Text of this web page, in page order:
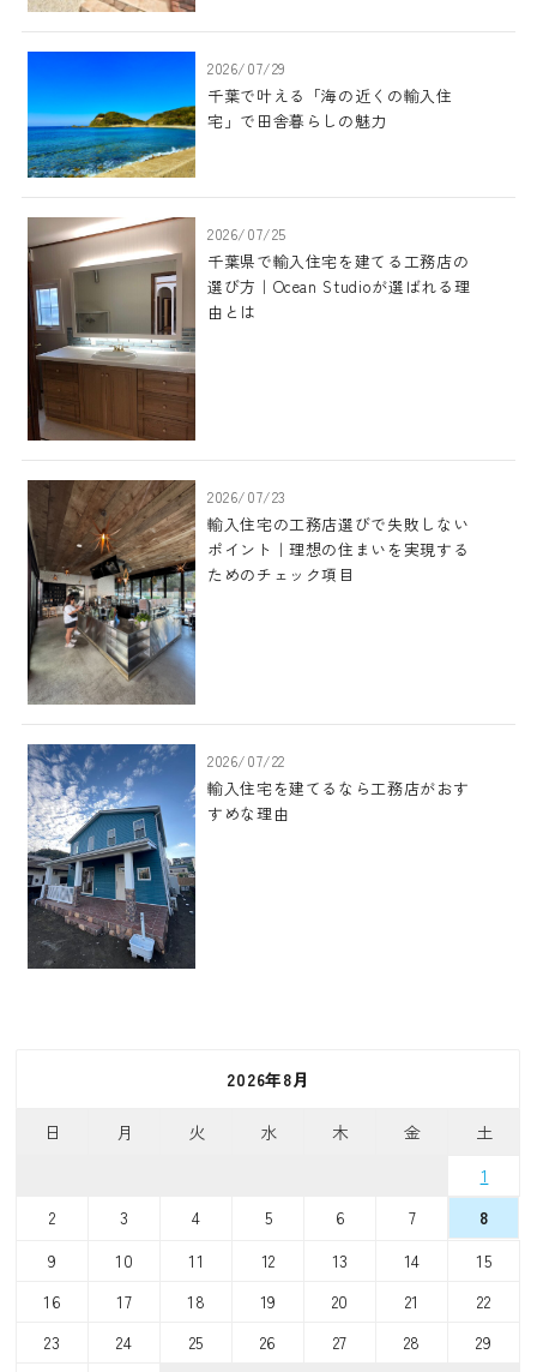
2026/07/29
千葉で叶える「海の近くの輸入住
宅」で田舎暮らしの魅力
2026/07/25
千葉県で輸入住宅を建てる工務店の
選び方｜Ocean Studioが選ばれる理
由とは
2026/07/23
輸入住宅の工務店選びで失敗しない
ポイント｜理想の住まいを実現する
ためのチェック項目
2026/07/22
輸入住宅を建てるなら工務店がおす
すめな理由
2026年8月
日 月 火 水 木 金
土
1
2
3 4 5 6 7
8
9
10 11 12 13 14
15
16
17 18 19 20 21
22
23
24 25 26 27 28
29